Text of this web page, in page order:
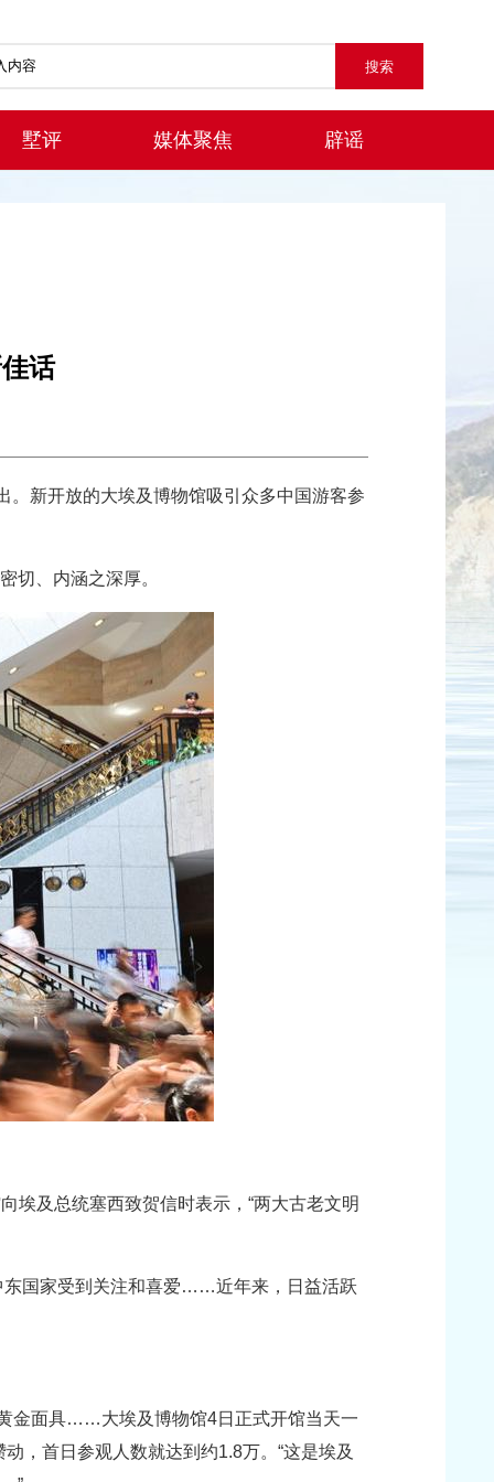
墅评 媒体聚焦 辟谣
话
。新开放的大埃及博物馆吸引众多中国游客参
切、内涵之深厚。
埃及总统塞西致贺信时表示，“两大古老文明
东国家受到关注和喜爱……近年来，日益活跃
金面具……大埃及博物馆4日正式开馆当天一
，首日参观人数就达到约1.8万。“这是埃及